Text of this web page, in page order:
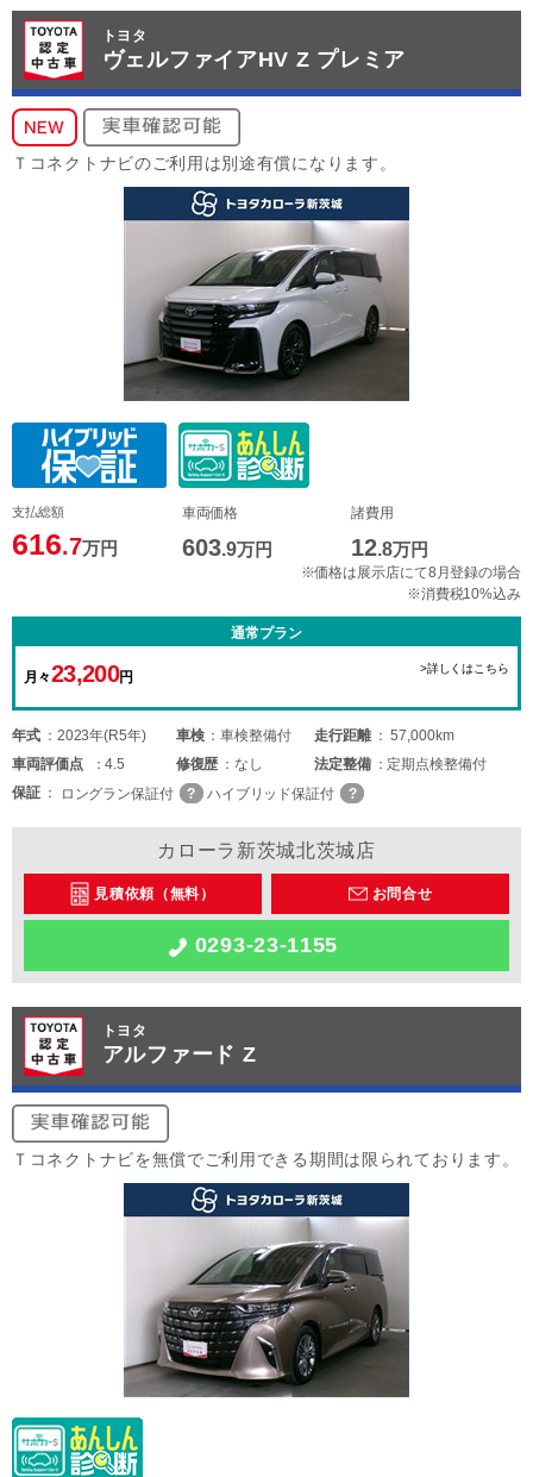
トヨタ
ヴェルファイアHV Z プレミア
Ｔコネクトナビのご利用は別途有償になります。
支払総額
616.7万円
車両価格
603.9万円
諸費用
12.8万円
※価格は展示店にて8月登録の場合
※消費税10%込み
通常プラン
月々23,200円
>詳しくはこちら
年式 2023年(R5年) 車検 車検整備付 走行距離
57,000km
車両評価点 4.5 修復歴 なし 法定整備
定期点検整備付
保証
ロングラン保証付 ハイブリッド保証付
カローラ新茨城北茨城店
見積依頼（無料） お問合せ
0293-23-1155
トヨタ
アルファード Z
Ｔコネクトナビを無償でご利用できる期間は限られております。